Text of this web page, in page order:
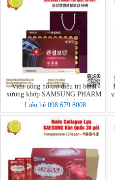
Viên uống hỗ trợ điều trị bệnh
xương khớp SAMSUNG PHARM
Hàn Quốc 60 viên - 삼성쌩쌩관절
보단 60환
Liên hệ 098.679.8008